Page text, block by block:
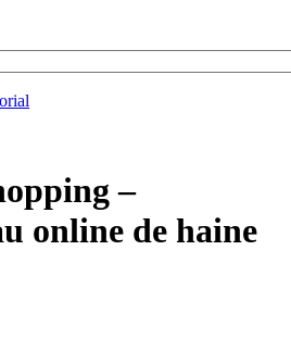
–
online de haine